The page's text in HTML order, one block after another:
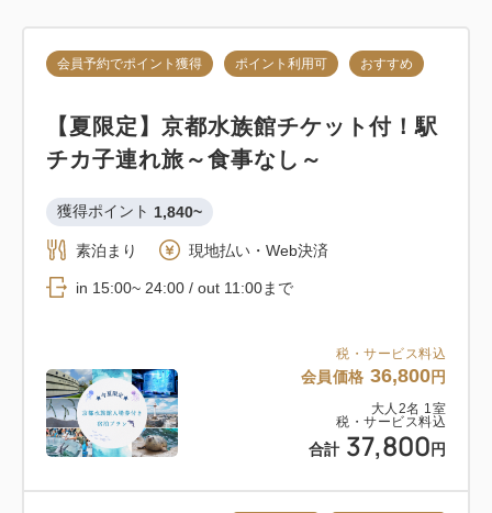
会員価格 20,600円
大人2名
税・サービス料込
クーポン獲得
1
おすすめ
【6-9月のご予約に】夏の京都を静か
に堪能！展望券付き◎ゆったりめぐる
税・サービス料込
会員価格 36,800円
大人 2名 1室
税・サービス料込
合計 37,800 円
会員予約でポイント獲得 ポイント利用可 おすすめ
【夏限定】京都水族館チケット付！駅
チカ子連れ旅～食事なし～
獲得ポイント 1,840~
素泊まり 現地払い・Web決済
in 15:00~ 24:00 / out 11:00まで